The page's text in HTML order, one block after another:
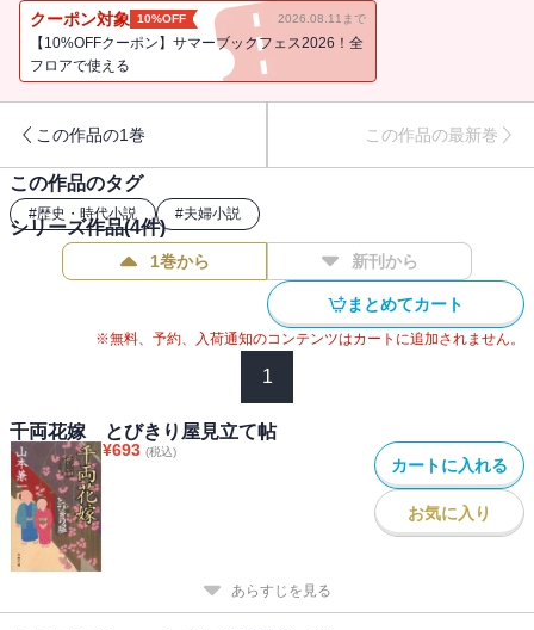
あるべき茶杓をめぐり、新撰組の芹沢鴨、茶の湯家元の若宗匠、も
との「茶杓箪笥」の持ち主、そしてゆずの間で騒動が持ち上がる。
そこにあるべき茶杓はあの利休居士のものというが、真相は？ 物を
本を収録。
クーポン対象 10%OFF 2026.08.11まで
【10%OFFクーポン】サマーブックフェス2026！全
フロアで使える
この作品の1巻 この作品の最新巻
この作品のタグ
#歴史・時代小説 #夫婦小説
シリーズ作品(4件)
1巻から 新刊から
まとめてカート
※無料、予約、入荷通知のコンテンツはカートに追加されません。
1
千両花嫁 とびきり屋見立て帖
¥693 (税込)
カートに入れる
お気に入り
あらすじを見る